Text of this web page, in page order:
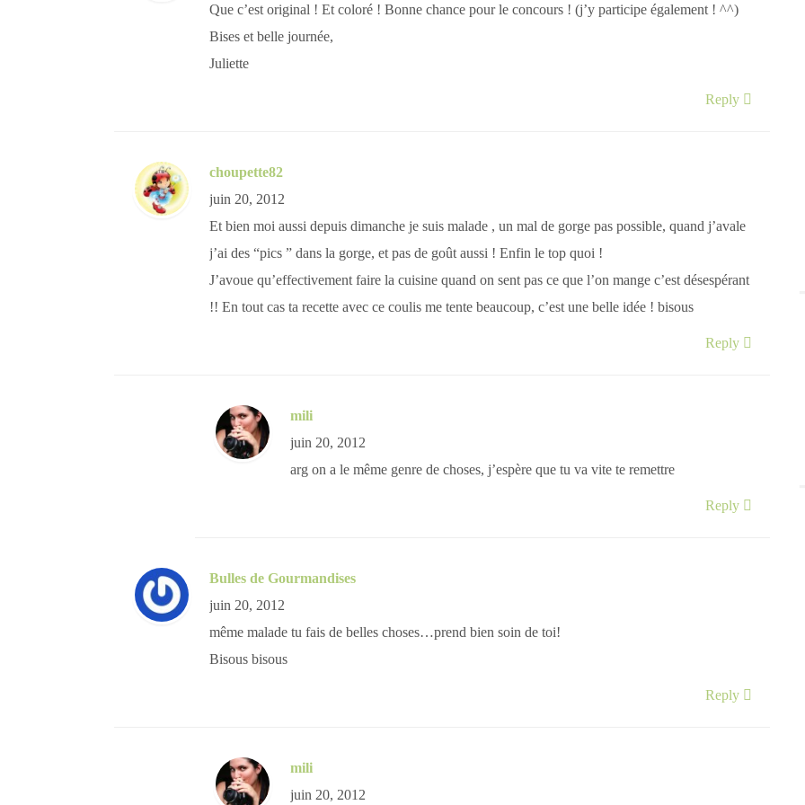
Que c’est original ! Et coloré ! Bonne chance pour le concours ! (j’y participe également ! ^^)
Bises et belle journée,
Juliette
Reply
choupette82
juin 20, 2012
Et bien moi aussi depuis dimanche je suis malade , un mal de gorge pas possible, quand j’avale
j’ai des “pics ” dans la gorge, et pas de goût aussi ! Enfin le top quoi !
J’avoue qu’effectivement faire la cuisine quand on sent pas ce que l’on mange c’est désespérant
!! En tout cas ta recette avec ce coulis me tente beaucoup, c’est une belle idée ! bisous
Reply
mili
juin 20, 2012
arg on a le même genre de choses, j’espère que tu va vite te remettre
Reply
Bulles de Gourmandises
juin 20, 2012
même malade tu fais de belles choses…prend bien soin de toi!
Bisous bisous
Reply
mili
juin 20, 2012